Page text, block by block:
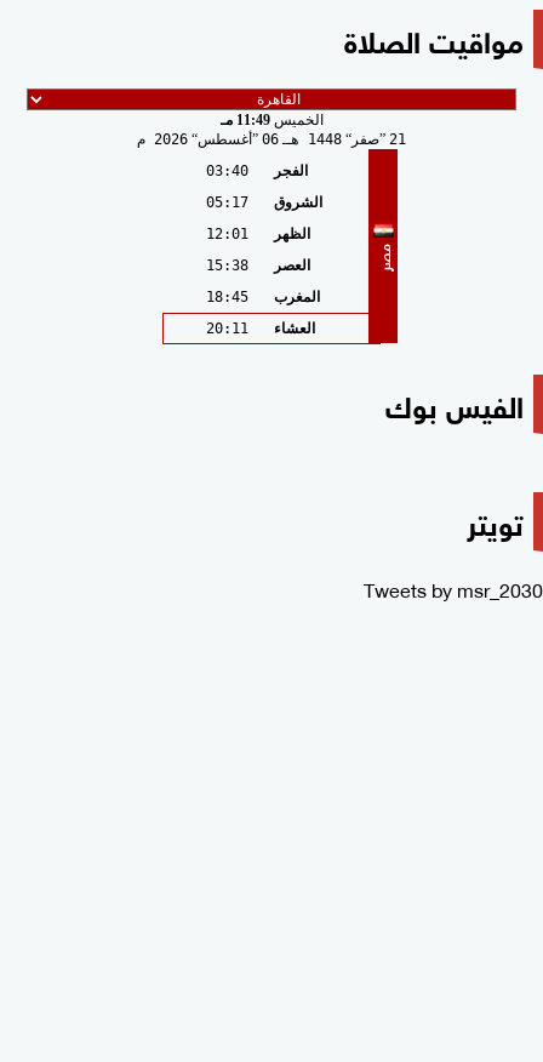
مواقيت الصلاة
الخميس11:49 مـ
21 صفر 1448 هـ 06 أغسطس 2026 م
مصر
الفجر
03:40
الشروق
05:17
الظهر
12:01
العصر
15:38
المغرب
18:45
العشاء
20:11
الفيس بوك
تويتر
Tweets by msr_2030